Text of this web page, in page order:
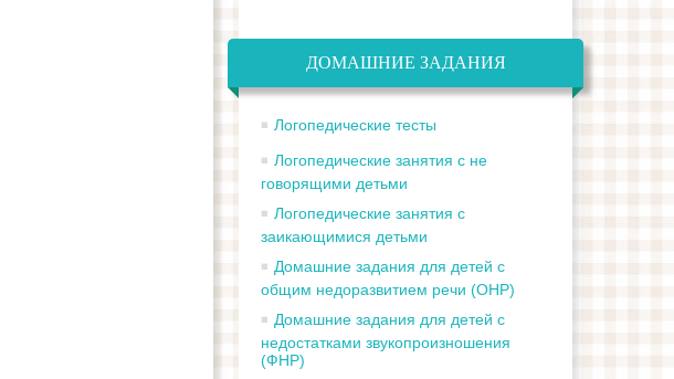
ДОМАШНИЕ ЗАДАНИЯ
Логопедические тесты
Логопедические занятия с не
говорящими детьми
Логопедические занятия с
заикающимися детьми
Домашние задания для детей с
общим недоразвитием речи (ОНР)
Домашние задания для детей с
недостатками звукопроизношения
(ФНР)